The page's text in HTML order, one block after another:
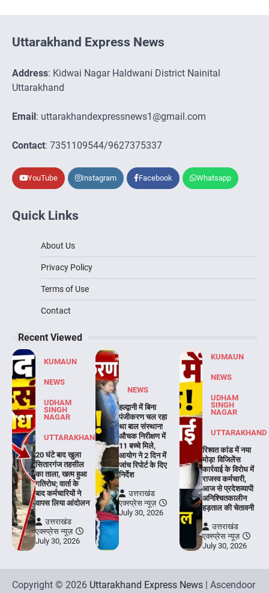
Uttarakhand Express News
Address: Kidwai Nagar Haldwani District Nainital
Uttarakhand
Email: uttarakhandexpressnews1@gmail.com
Contact: 7351109544/9627375337
YouTube Instagram Facebook Whatsapp
Quick Links
About Us
Privacy Policy
Terms of Use
Contact
Recent Viewed
KUMAUN
NEWS
UDHAM
SINGH
NAGAR
UTTARAKHAND
20 घंटे बाद खुला
सितारगंज तहसील
का ताला, खत्म हुआ
गतिरोध; वार्ता के
बाद कर्मचारियों ने
वापस लिया आंदोलन
उत्तराखंड
एक्स्प्रेस न्यूज़
July 30, 2026
NEWS
हल्द्वानी में बिना
पंजीकरण चल रहा
था बाल संस्थान!
औचक निरीक्षण में
11 बच्चे मिले,
आयोग ने 2 दिन में
जांच रिपोर्ट के दिए
निर्देश
उत्तराखंड
एक्स्प्रेस न्यूज़
July 30, 2026
KUMAUN
NEWS
UDHAM
SINGH
NAGAR
UTTARAKHAND
रिश्वत कांड में नया
मोड़! विजिलेंस
कार्रवाई के विरोध में
राजस्व कर्मचारी,
आज से प्रदेशव्यापी
अनिश्चितकालीन
हड़ताल की चेतावनी
उत्तराखंड
एक्स्प्रेस न्यूज़
July 30, 2026
Copyright © 2026 Uttarakhand Express News | Ascendoor